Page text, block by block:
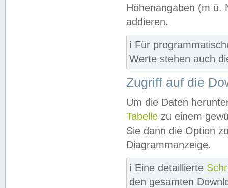
Höhenangaben (m ü.
addieren.
ℹ️ Für
Werte stehen auch
Zugriff auf die
Um die Daten
Tabelle zu einem
Sie dann die Option
Diagrammanzeige.
ℹ️ Eine detaillierte
den gesamten